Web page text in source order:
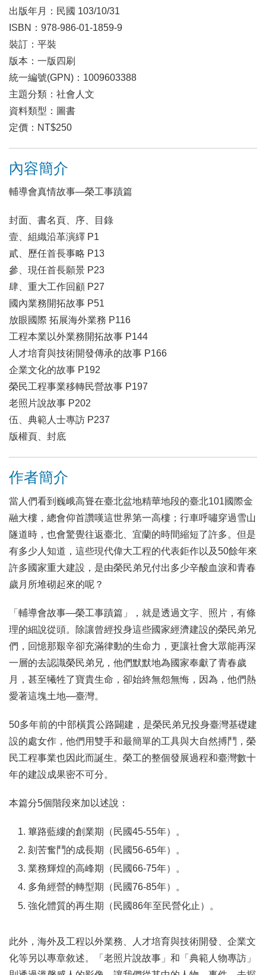
出版年月：民國 103/10/31
ISBN：978-986-01-1859-9
裝訂：平裝
版本：一版四刷
統一編號(GPN)：1009603388
主題分類：社會人文
資料類型：圖書
定價：NT$250
內容簡介
輔導會真情故事—榮工事蹟篇
封面、書名頁、序、目錄
壹、組織沿革演繹 P1
貳、歷任首長事略 P13
參、現任首長願景 P23
肆、重大工作回顧 P27
國內業務開拓故事 P51
放眼國際 拓展海外業務 P116
工程本業以外業務開拓故事 P144
人才培育與技術開發傳承的故事 P166
企業文化的故事 P192
榮民工程事業移轉民營故事 P197
老照片說故事 P202
伍、典範人士專訪 P237
版權頁、封底
作者簡介
當人們看到巍峨高聳在臺北盆地精華地段的臺北101國際金
融大樓，總會仰首讚嘆這世界第一高樓；行車呼嘯穿過雪山
隧道時，也會驚覺往返臺北、宜蘭的時間縮短了許多。但是
有多少人知道，這些現代偉大工程的代表鉅作以及50餘年來
許多國家重大建設，是由榮民弟兄付出多少辛酸血淚和青春
歲月所堆砌起來的呢？
「輔導會故事—榮工事蹟篇」，就是透過文字、照片，有條
理的細說從頭。除讓曾經投身這些國家經濟建設的榮民弟兄
們，回憶那艱辛卻充滿律動的生命力，更讓社會大眾能再深
一層的去認識榮民弟兄，他們默默地為國家奉獻了青春歲
月，甚至犧牲了寶貴生命，卻始終無怨無悔，因為，他們熱
愛著這塊土地—臺灣。
50多年前的中部橫貫公路闢建，是榮民弟兄投身臺灣基礎建
設的處女作，他們用雙手和最簡單的工具與大自然搏鬥，榮
民工程事業也因此而誕生。榮工的整個發展過程和臺灣數十
年的建設成果密不可分。
本篇分5個階段來加以述說：
篳路藍縷的創業期（民國45-55年）。
刻苦奮鬥的成長期（民國56-65年）。
業務輝煌的高峰期（民國66-75年）。
多角經營的轉型期（民國76-85年）。
強化體質的再生期（民國86年至民營化止）。
此外，海外及工程以外業務、人才培育與技術開發、企業文
化等另以專章敘述。「老照片說故事」和「典範人物專訪」